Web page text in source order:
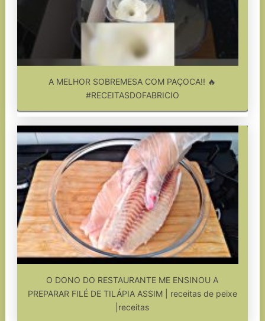
A MELHOR SOBREMESA COM PAÇOCA!! 🔥
#RECEITASDOFABRICIO
O DONO DO RESTAURANTE ME ENSINOU A
PREPARAR FILÉ DE TILÁPIA ASSIM | receitas de peixe
|receitas